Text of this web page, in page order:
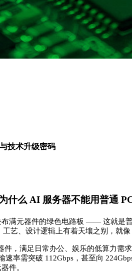
技术升级密码
什么 AI 服务器不能用普通
满元器件的绿色电路板 —— 这就是
艺、设计逻辑上有着天壤之别，就像
，满足日常办公、娱乐的低算力需
速率需突破 112Gbps，甚至向
件。